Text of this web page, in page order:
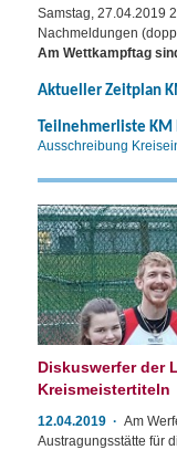
Samstag, 27.04.2019
Nachmeldungen
Am Wettkampftag
Aktueller Zeitplan
Teilnehmerliste KM
Ausschreibung
Diskuswerfer der
Kreismeistertiteln
12.04.2019
Am
Austragungsstätte für